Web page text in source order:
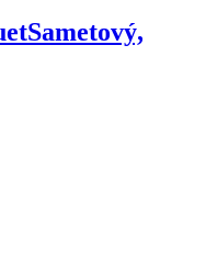
Sametový,